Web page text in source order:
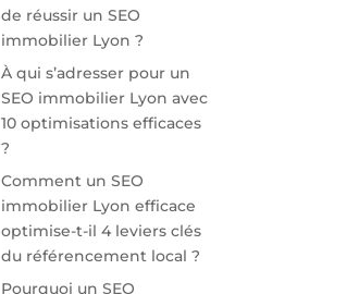
de réussir un SEO
immobilier Lyon ?
À qui s’adresser pour un
SEO immobilier Lyon avec
10 optimisations efficaces
?
Comment un SEO
immobilier Lyon efficace
optimise-t-il 4 leviers clés
du référencement local ?
Pourquoi un SEO